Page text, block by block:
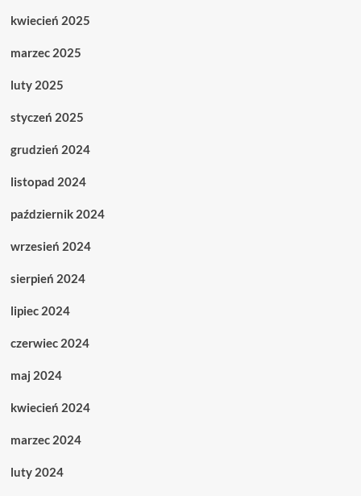
kwiecień 2025
marzec 2025
luty 2025
styczeń 2025
grudzień 2024
listopad 2024
październik 2024
wrzesień 2024
sierpień 2024
lipiec 2024
czerwiec 2024
maj 2024
kwiecień 2024
marzec 2024
luty 2024